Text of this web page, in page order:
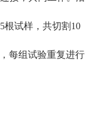
5根试样，共切割10
每组试验重复进行